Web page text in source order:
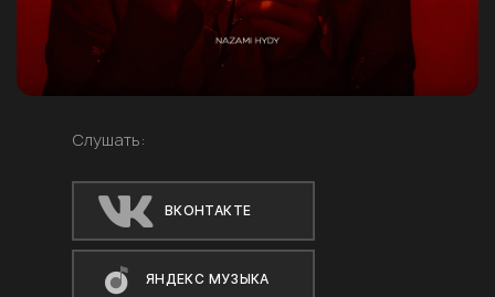
Слушать:
ВКОНТАКТЕ
ЯНДЕКС МУЗЫКА